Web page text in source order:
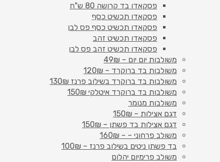
פסקאדו בד קרושה 80 ש"ח
פסקאדו תכשיט כסף
פסקאדו תכשיט כסף פס לבן
פסקאדו תכשיט זהב
פסקאדו תכשיט זהב פס לבן
משולבות יום יום – 49₪
משולבות בד ברוקרד – 120₪
משולבות בד ברוקרד בשילוב פרנז 130₪
משולבות בד ברוקרד איטלקי 150₪
משולבות מנומר
דגם אצילות – 150₪
דגם אצילות בד פשתן – 150₪
משולב פרחוני – – 160₪
בד פשתן ניטים בשילוב פרנז – 100₪
משולב פרימיום יהלום